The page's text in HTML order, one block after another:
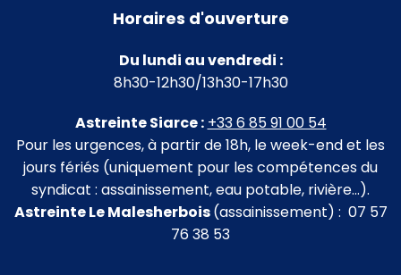
Horaires d'ouverture
Du lundi au vendredi :
8h30-12h30/13h30-17h30
Astreinte Siarce : +33 6 85 91 00 54
Pour les urgences, à partir de 18h, le week-end et les
jours fériés (uniquement pour les compétences du
syndicat : assainissement, eau potable, rivière…).
Astreinte Le Malesherbois(assainissement) : 07 57
76 38 53